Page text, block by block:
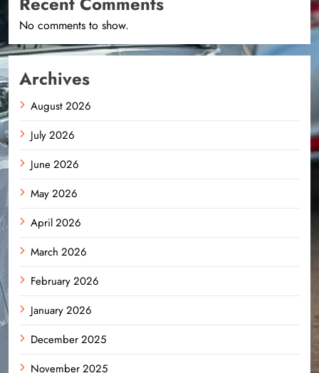
No comments to show.
Archives
August 2026
July 2026
June 2026
May 2026
April 2026
March 2026
February 2026
January 2026
December 2025
November 2025